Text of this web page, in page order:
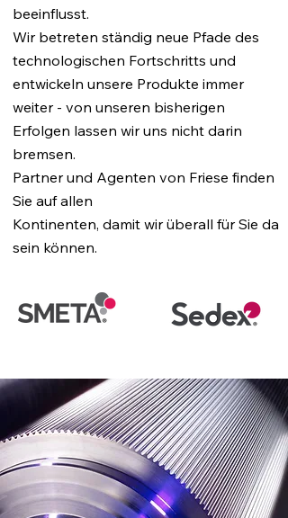
beeinflusst.
Wir betreten ständig neue Pfade des
technologischen Fortschritts und
entwickeln unsere Produkte immer
weiter - von unseren bisherigen
Erfolgen lassen wir uns nicht darin
bremsen.
Partner und Agenten von Friese finden
Sie auf allen
Kontinenten, damit wir überall für Sie da
sein können.